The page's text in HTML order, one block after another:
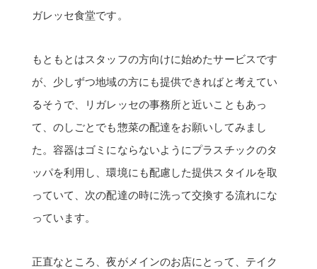
ガレッセ食堂です。
もともとはスタッフの方向けに始めたサービスです
が、少しずつ地域の方にも提供できればと考えてい
るそうで、リガレッセの事務所と近いこともあっ
て、のしごとでも惣菜の配達をお願いしてみまし
た。容器はゴミにならないようにプラスチックのタ
ッパを利用し、環境にも配慮した提供スタイルを取
っていて、次の配達の時に洗って交換する流れにな
っています。
正直なところ、夜がメインのお店にとって、テイク